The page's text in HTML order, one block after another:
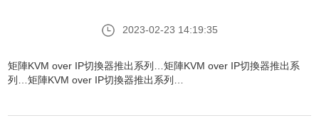
2023-02-23 14:19:35
矩陣KVM over IP切換器推出系列…矩陣KVM over IP切換器推出系
列…矩陣KVM over IP切換器推出系列…